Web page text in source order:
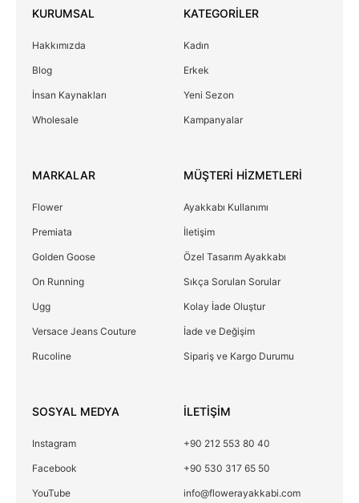
KURUMSAL
Hakkımızda
Blog
İnsan Kaynakları
Wholesale
KATEGORİLER
Kadın
Erkek
Yeni Sezon
Kampanyalar
MARKALAR
Flower
Premiata
Golden Goose
On Running
Ugg
Versace Jeans Couture
Rucoline
MÜŞTERİ HİZMETLERİ
Ayakkabı Kullanımı
İletişim
Özel Tasarım Ayakkabı
Sıkça Sorulan Sorular
Kolay İade Oluştur
İade ve Değişim
Sipariş ve Kargo Durumu
SOSYAL MEDYA
Instagram
Facebook
YouTube
İLETİŞİM
+90 212 553 80 40
+90 530 317 65 50
info@flowerayakkabi.com